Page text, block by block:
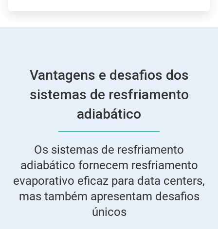
Vantagens e desafios dos
sistemas de resfriamento
adiabático
Os sistemas de resfriamento
adiabático fornecem resfriamento
evaporativo eficaz para data centers,
mas também apresentam desafios
únicos